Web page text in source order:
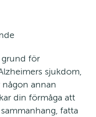
för
sjukdom,
annan
din förmåga att
fatta